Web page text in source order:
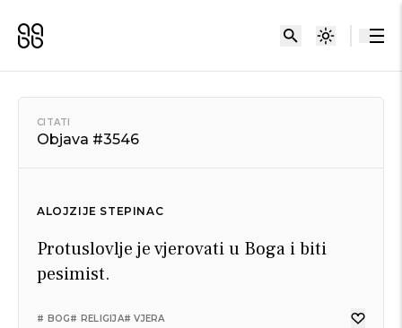
CITATI
Objava #3546
ALOJZIJE STEPINAC
Protuslovlje je vjerovati u Boga i biti
pesimist.
# BOG# RELIGIJA# VJERA